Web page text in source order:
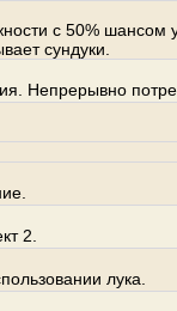
с 50% шансом
сундуки.
Непрерывно
2.
лука.